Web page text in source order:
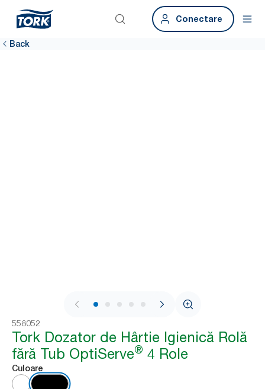
Conectare
Back
1 / 8
558052
Tork Dozator de Hârtie Igienică Rolă
fără Tub OptiServe® 4 Role
Culoare